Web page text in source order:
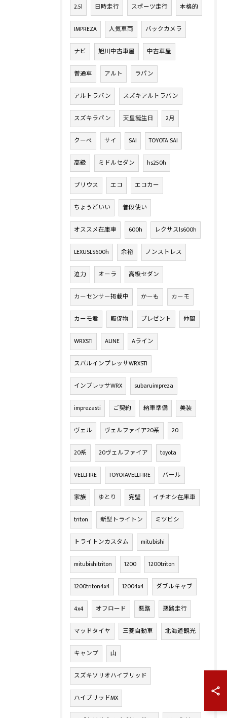
2.5l 日時走行 スポーツ走行 本格的
IMPREZA 人気車両 バックカメラ
ナビ 旭川中古車屋 中古車屋
普通車 アルト ラパン
アルトラパン スズキアルトラパン
スズキラパン 天皇誕生日 2月
クーペ サイ SAI TOYOTA SAI
高級 ミドルセダン hs250h
プリウス エコ エコカー
ちょうどいい 普段使い
オススメ在庫車 600h レクサスls600h
LEXUSLS600h 余裕 ノンストレス
迫力 オーラ 高級セダン
カーセンサー掲載中 かーも カーモ
カーモ君 販促物 プレゼント 仲間
WRXSTI ALINE Aライン
スバルインプレッサWRXSTI
インプレッサWRX subaruimpreza
imprezasti ご契約 納車準備 美装
ヴェル ヴェルファイア20系 20
20系 20ヴェルファイア toyota
VELLFIRE TOYOTAVELLFIRE パール
家族 ゆとり 完璧 イチオシ在庫車
triton 新型トライトン ミツビシ
トライトンカスタム mitubishi
mitubishitriton 1200 1200triton
1200triton4x4 12004x4 ダブルキャブ
4x4 オフロード 悪路 悪路走行
マッドタイヤ 三菱自動車 北海道観光
キャンプ 山
スズキソリオハイブリッド
ハイブリッドMX